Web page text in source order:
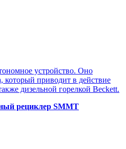
устройство. Оно
который приводит в действие
дизельной горелкой Beckett.
рециклер SMMT